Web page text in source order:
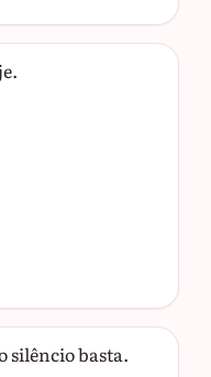
silêncio basta.